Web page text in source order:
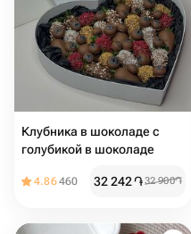
Клубника в шоколаде с
голубикой в шоколаде
4.86460 32 242֏32 900֏